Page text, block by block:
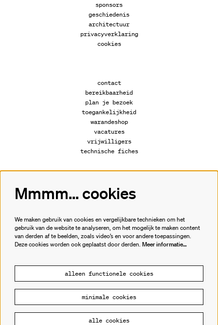
sponsors
geschiedenis
architectuur
privacyverklaring
cookies
contact
bereikbaarheid
plan je bezoek
toegankelijkheid
warandeshop
vacatures
vrijwilligers
technische fiches
Volg ons
Meld je aan voor de nieuwsbrief.
© Cultuurhuis de Warande
Mmmm... cookies
We maken gebruik van cookies en vergelijkbare technieken om het
gebruik van de website te analyseren, om het mogelijk te maken content
van derden af te beelden, zoals video’s en voor andere toepassingen.
Deze cookies worden ook geplaatst door derden. Meer informatie…
alleen functionele cookies
minimale cookies
alle cookies